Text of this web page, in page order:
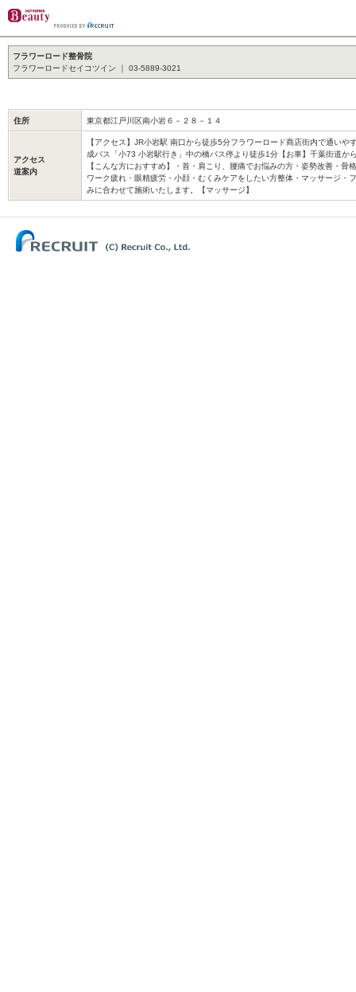
フラワーロード整骨院
フラワーロードセイコツイン ｜ 03-5889-3021
住所 東京都江戸川区南小岩６－２８－１４
アクセス
道案内
【アクセス】JR小岩駅 南口から徒歩5分フラワーロード商店街内で通い
成バス「小73 小岩駅行き」中の橋バス停より徒歩1分【お車】千葉街道か
【こんな方におすすめ】・首・肩こり、腰痛でお悩みの方・姿勢改善・骨
ワーク疲れ・眼精疲労・小顔・むくみケアをしたい方整体・マッサージ・
みに合わせて施術いたします。【マッサージ】